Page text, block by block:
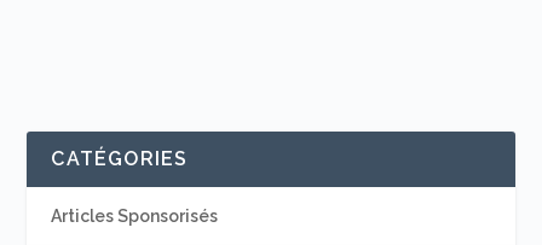
CATÉGORIES
Articles Sponsorisés